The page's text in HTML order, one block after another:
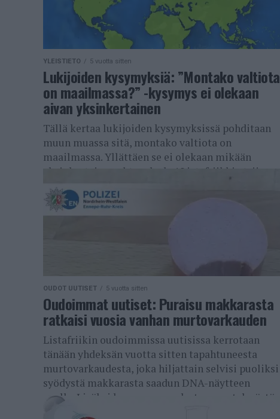
YLEISTIETO 5 vuotta sitten
Lukijoiden kysymyksiä: ”Montako valtiota
on maailmassa?” -kysymys ei olekaan
aivan yksinkertainen
Tällä kertaa lukijoiden kysymyksissä pohditaan
muun muassa sitä, montako valtiota on
maailmassa. Yllättäen se ei olekaan mikään
yksinkertainen yhteenlasku! Listafriikki etsii
vastauksen myös siihen, miksi hevoset...
OUDOT UUTISET 5 vuotta sitten
Oudoimmat uutiset: Puraisu makkarasta
ratkaisi vuosia vanhan murtovarkauden
Listafriikin oudoimmissa uutisissa kerrotaan
tänään yhdeksän vuotta sitten tapahtuneesta
murtovarkaudesta, joka hiljattain selvisi puoliksi
syödystä makkarasta saadun DNA-näytteen
avulla. Lisäksi kerromme uudesta menetelmästä,
jolla vuosisatoja vanhoja...